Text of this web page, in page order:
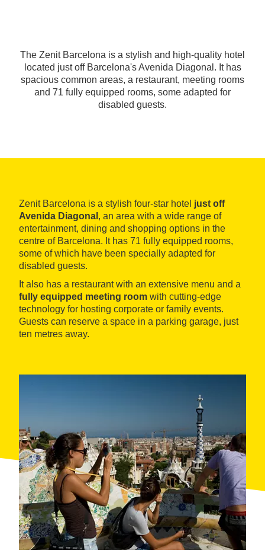
The Zenit Barcelona is a stylish and high-quality hotel
located just off Barcelona's Avenida Diagonal. It has
spacious common areas, a restaurant, meeting rooms
and 71 fully equipped rooms, some adapted for
disabled guests.
Zenit Barcelona is a stylish four-star hotel just off
Avenida Diagonal , an area with a wide range of
entertainment, dining and shopping options in the
centre of Barcelona. It has 71 fully equipped rooms,
some of which have been specially adapted for
disabled guests.
It also has a restaurant with an extensive menu and a
fully equipped meeting room with cutting-edge
technology for hosting corporate or family events.
Guests can reserve a space in a parking garage, just
ten metres away.